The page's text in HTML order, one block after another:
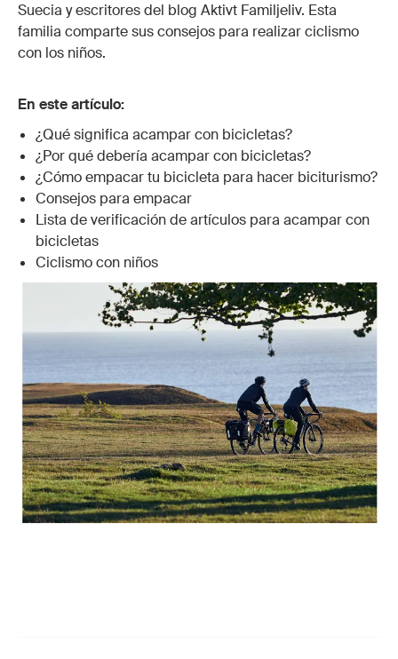
Suecia y escritores del blog Aktivt Familjeliv. Esta
familia comparte sus consejos para realizar ciclismo
con los niños.
En este artículo:
¿Qué significa acampar con bicicletas?
¿Por qué debería acampar con bicicletas?
¿Cómo empacar tu bicicleta para hacer biciturismo?
Consejos para empacar
Lista de verificación de artículos para acampar con
bicicletas
Ciclismo con niños